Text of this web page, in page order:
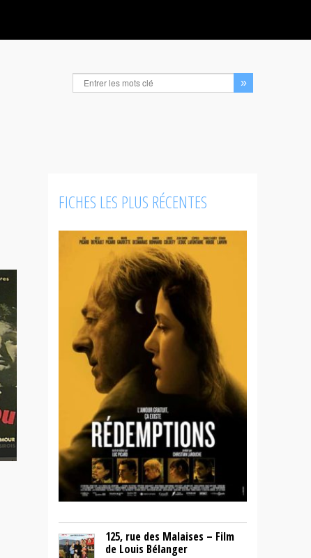
FICHES LES PLUS RÉCENTES
125, rue des Malaises – Film
de Louis Bélanger